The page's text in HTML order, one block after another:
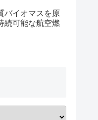
バイオマスを原
続可能な航空燃